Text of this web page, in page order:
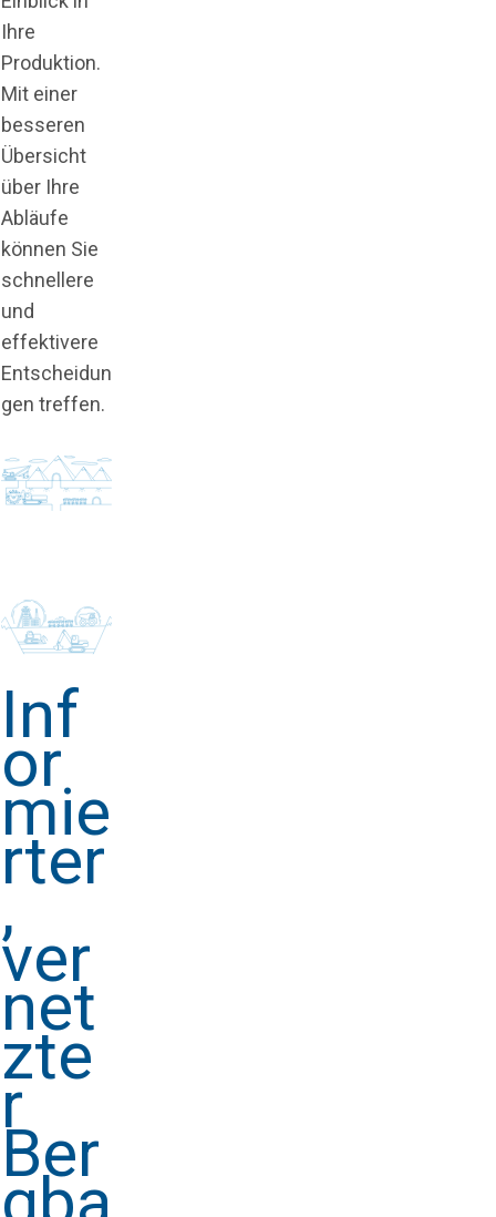
Ihre
Produktion.
Mit einer
besseren
Übersicht
über Ihre
Abläufe
können Sie
schnellere
und
effektivere
Entscheidun
gen treffen.
Inf
or
mie
rter
,
ver
net
zte
r
Ber